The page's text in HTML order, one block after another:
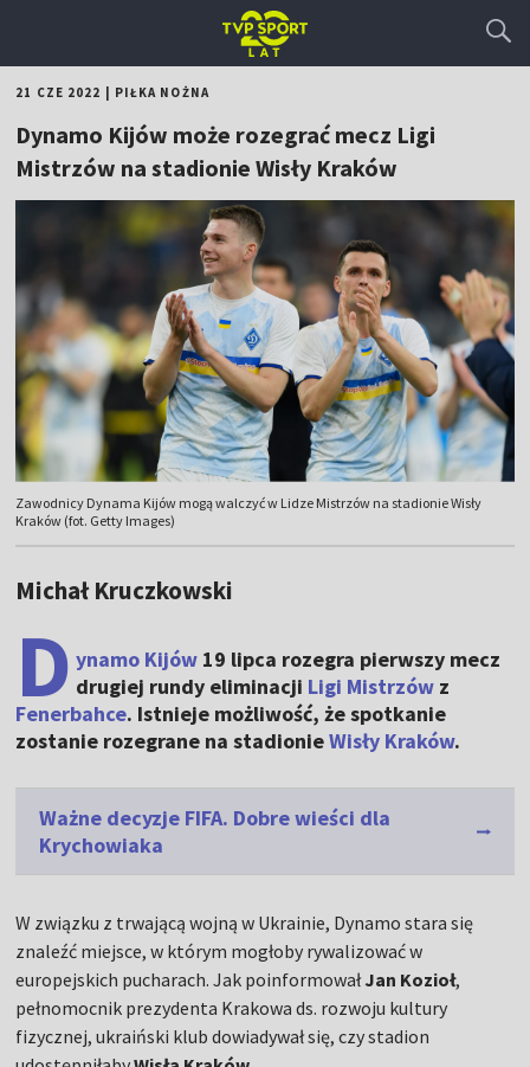
21 CZE 2022 PIŁKA NOŻNA
Dynamo Kijów może rozegrać mecz Ligi
Mistrzów na stadionie Wisły Kraków
Zawodnicy Dynama Kijów mogą walczyć w Lidze Mistrzów na stadionie Wisły
Kraków (fot. Getty Images)
Michał Kruczkowski
D ynamo Kijów 19 lipca rozegra pierwszy mecz
drugiej rundy eliminacji Ligi Mistrzów z
Fenerbahce. Istnieje możliwość, że spotkanie
zostanie rozegrane na stadionieWisły Kraków.
Ważne decyzje FIFA. Dobre wieści dla
Krychowiaka
W związku z trwającą wojną w Ukrainie, Dynamo stara się
znaleźć miejsce, w którym mogłoby rywalizować w
europejskich pucharach. Jak poinformowałJan Kozioł,
pełnomocnik prezydenta Krakowa ds. rozwoju kultury
fizycznej, ukraiński klub dowiadywał się, czy stadion